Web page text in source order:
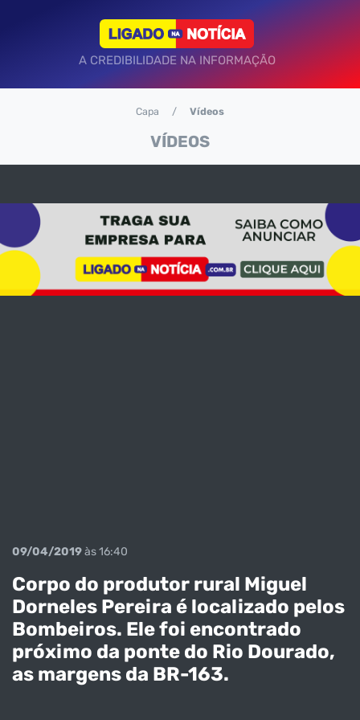
A CREDIBILIDADE NA INFORMAÇÃO
VÍDEOS
Capa Vídeos
09/04/2019às 16:40
Corpo do produtor rural Miguel
Dorneles Pereira é localizado pelos
Bombeiros. Ele foi encontrado
próximo da ponte do Rio Dourado,
as margens da BR-163.
Jovem é